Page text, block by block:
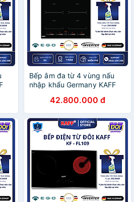
Bếp âm đa từ 4 vùng nấu
nhập khẩu Germany KAFF
42.800.000 đ